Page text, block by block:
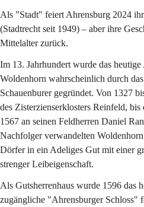
Als "Stadt" feiert Ahrensburg 2024
(Stadtrecht seit 1949) – aber ihre
Mittelalter zurück.
Im 13. Jahrhundert wurde das
Woldenhorn wahrscheinlich durch
Schauenburer gegründet. Von 1327
des Zisterzienserklosters Reinfeld,
1567 an seinen Feldherren Daniel
Nachfolger verwandelten
Dörfer in ein Adeliges Gut mit einer
strenger Leibeigenschaft.
Als Gutsherrenhaus wurde 1596 das
zugängliche "Ahrensburger Schloss"